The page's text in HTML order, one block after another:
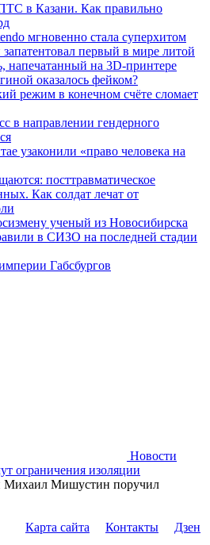
в Казани. Как правильно
мгновенно стала суперхитом
первый в мире литой
напечатанный на 3D-принтере
оказалось фейком?
режим в конечном счёте сломает
в направлении гендерного
узаконили «право человека на
посттравматическое
Как солдат лечат от
ученый из Новосибирска
в СИЗО на последней стадии
Габсбургов
Новости
ограничения изоляции
Михаил Мишустин поручил
Карта сайта Контакты Дзен